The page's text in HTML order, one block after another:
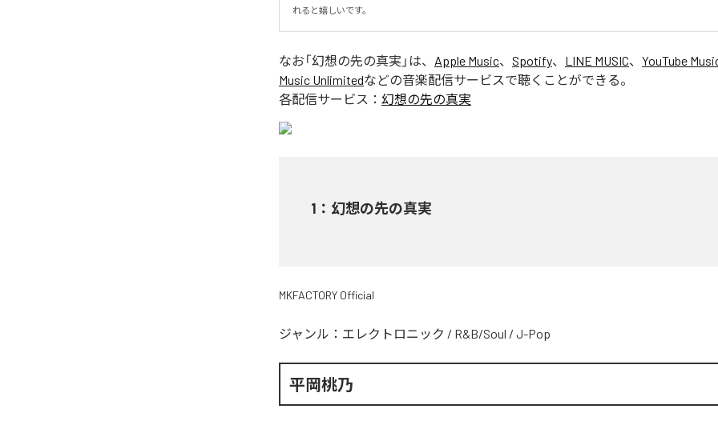
れると嬉しいです。
なお「幻想の先の真実 」は、 Apple Music、 Spotify、 LINE MUSIC、 YouTube
Music Unlimitedなどの音楽配信サービスで聴くことができる。
各配信サービス： 幻想の先の真実
1 ： 幻想の先の真実
MKFACTORY Official
ジャンル： エレクトロニック / R&B/Soul / J-Pop
平岡桃乃